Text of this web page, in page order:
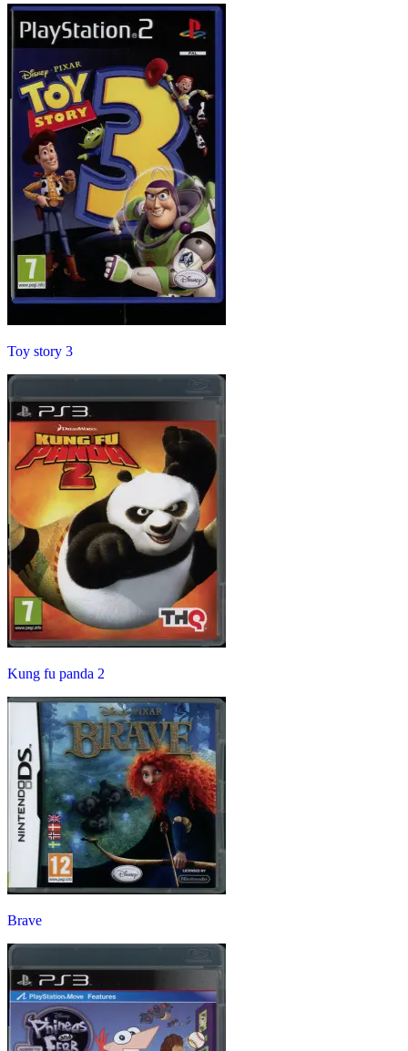
Toy story 3
Kung fu panda 2
Brave